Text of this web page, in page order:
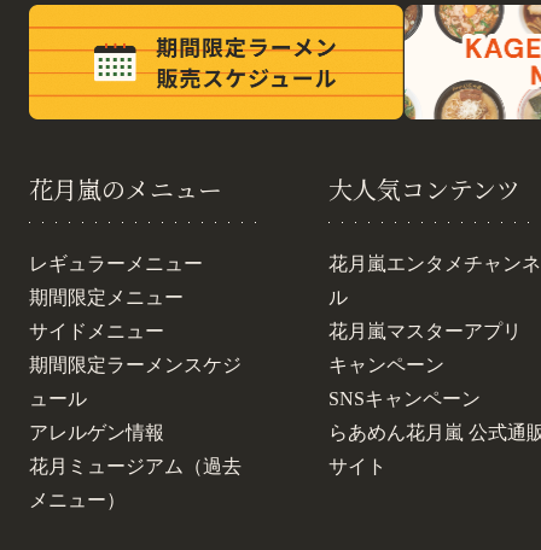
花月嵐のメニュー
レギュラーメニュー
期間限定メニュー
サイドメニュー
期間限定ラーメンスケジ
ュール
アレルゲン情報
花月ミュージアム（過去
メニュー）
大人気コンテンツ
花月嵐エンタメチャンネ
ル
花月嵐マスターアプリ
キャンペーン
SNSキャンペーン
らあめん花月嵐 公式通
サイト